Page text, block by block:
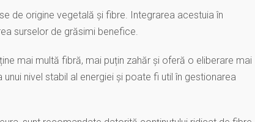
de origine vegetală și fibre. Integrarea acestuia în
surselor de grăsimi benefice.
mai multă fibră, mai puțin zahăr și oferă o eliberare mai
nivel stabil al energiei și poate fi util în gestionarea